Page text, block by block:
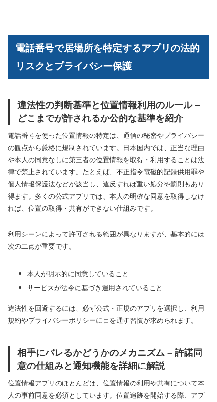
電話番号で居場所を特定するアプリの法的
リスクとプライバシー保護
違法性の判断基準と位置情報利用のルール –
どこまでが許されるか公的な基準を紹介
電話番号を使った位置情報の特定は、通信の秘密やプライバシー
の観点から厳格に規制されています。日本国内では、正当な理由
や本人の同意なしに第三者の位置情報を取得・利用することは法
律で禁止されています。たとえば、不正指令電磁的記録供用罪や
個人情報保護法などが該当し、違反すれば重い処分や罰則もあり
得ます。多くの公式アプリでは、本人の明確な同意を取得しなけ
れば、位置の取得・共有ができない仕組みです。
利用シーンによって許可される範囲が異なりますが、基本的には
次の二点が重要です。
本人が明示的に同意していること
サービスが法令に基づき運用されていること
違法性を回避するには、必ず公式・正規のアプリを選択し、利用
規約やプライバシーポリシーに目を通す習慣が求められます。
相手にバレるかどうかのメカニズム – 許諾同
意の仕組みと通知機能を詳細に解説
位置情報アプリのほとんどは、位置情報の利用や共有について本
人の事前同意を必須としています。位置追跡を開始する際、アプ